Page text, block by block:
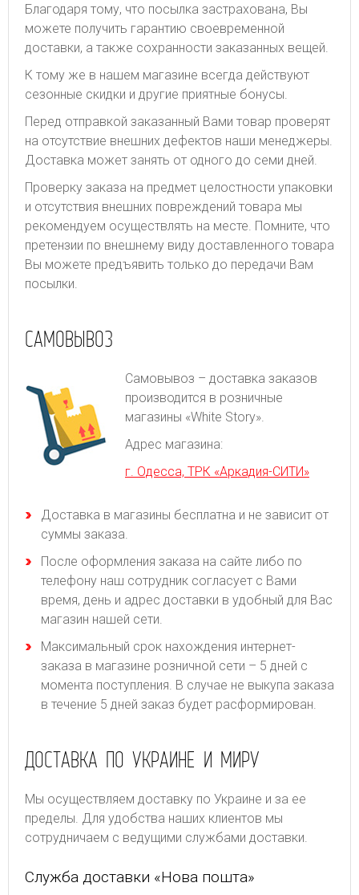
Благодаря тому, что посылка застрахована, Вы
можете получить гарантию своевременной
доставки, а также сохранности заказанных вещей.
К тому же в нашем магазине всегда действуют
сезонные скидки и другие приятные бонусы.
Перед отправкой заказанный Вами товар проверят
на отсутствие внешних дефектов наши менеджеры.
Доставка может занять от одного до семи дней.
Проверку заказа на предмет целостности упаковки
и отсутствия внешних повреждений товара мы
рекомендуем осуществлять на месте. Помните, что
претензии по внешнему виду доставленного товара
Вы можете предъявить только до передачи Вам
посылки.
САМОВЫВОЗ
Самовывоз – доставка заказов
производится в розничные
магазины «White Story».
Адрес магазина:
г. Одесса, ТРК «Аркадия-СИТИ»
Доставка в магазины бесплатна и не зависит от
суммы заказа.
После оформления заказа на сайте либо по
телефону наш сотрудник согласует с Вами
время, день и адрес доставки в удобный для Вас
магазин нашей сети.
Максимальный срок нахождения интернет-
заказа в магазине розничной сети – 5 дней с
момента поступления. В случае не выкупа заказа
в течение 5 дней заказ будет расформирован.
ДОСТАВКА ПО УКРАИНЕ И МИРУ
Мы осуществляем доставку по Украине и за ее
пределы. Для удобства наших клиентов мы
сотрудничаем с ведущими службами доставки.
Служба доставки «Нова пошта»